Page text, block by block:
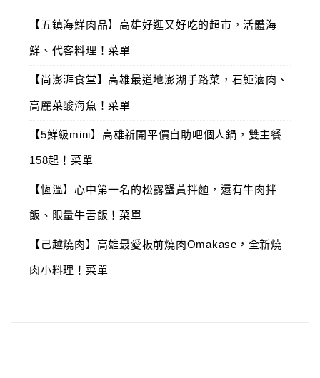
【五鎮海鮮肉品】高雄好逛又好吃的超市，活體海
鮮、代客料理！菜單
【尚澎湃食堂】高雄最道地澎湖手路菜，石鮔滷肉、
高麗菜酸海魚！菜單
【5鮮級mini】高雄新開平價自助吧個人鍋，雙主餐
158起！菜單
【恆溫】心中第一名的松露蟹黃拌麵，還有牛肉拌
飯、限量牛舌飯！菜單
【己越燒肉】高雄最愛板前燒肉Omakase，全新燒
肉小料理！菜單